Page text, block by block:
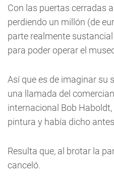
Con las puertas cerradas
perdiendo un millón (de
parte realmente
para poder operar el
Así que es de imaginar su
una llamada del
internacional Bob Haboldt,
pintura y había dicho
Resulta que, al brotar la
canceló.